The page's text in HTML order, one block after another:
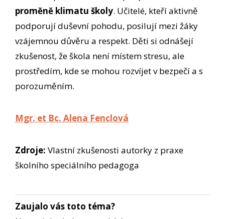
proměně klimatu školy. Učitelé, kteří aktivně
podporují duševní pohodu, posilují mezi žáky
vzájemnou důvěru a respekt. Děti si odnášejí
zkušenost, že škola není místem stresu, ale
prostředím, kde se mohou rozvíjet v bezpečí a s
porozuměním.
Mgr. et Bc. Alena Fenclová
Zdroje: Vlastní zkušenosti autorky z praxe
školního speciálního pedagoga
Zaujalo vás toto téma?